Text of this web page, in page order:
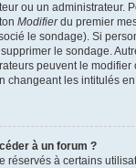
ou un administrateur.
Modifierdu premier
le sondage). Si
le sondage.
peuvent le modifier
changeant les intitulés
à un forum ?
réservés à certains